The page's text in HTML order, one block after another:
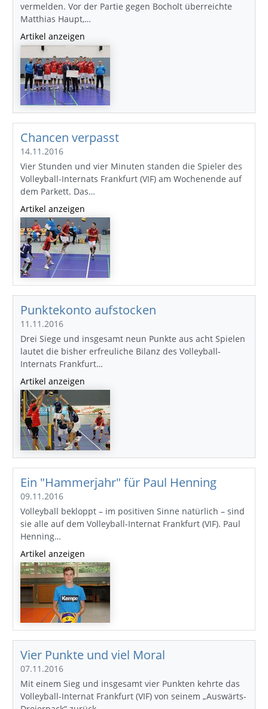
vermelden. Vor der Partie gegen Bocholt überreichte
Matthias Haupt,…
Artikel anzeigen
Chancen verpasst
14.11.2016
Vier Stunden und vier Minuten standen die Spieler des
Volleyball-Internats Frankfurt (VIF) am Wochenende auf
dem Parkett. Das…
Artikel anzeigen
Punktekonto aufstocken
11.11.2016
Drei Siege und insgesamt neun Punkte aus acht Spielen
lautet die bisher erfreuliche Bilanz des Volleyball-
Internats Frankfurt…
Artikel anzeigen
Ein "Hammerjahr" für Paul Henning
09.11.2016
Volleyball bekloppt – im positiven Sinne natürlich – sind
sie alle auf dem Volleyball-Internat Frankfurt (VIF). Paul
Henning…
Artikel anzeigen
Vier Punkte und viel Moral
07.11.2016
Mit einem Sieg und insgesamt vier Punkten kehrte das
Volleyball-Internat Frankfurt (VIF) von seinem „Auswärts-